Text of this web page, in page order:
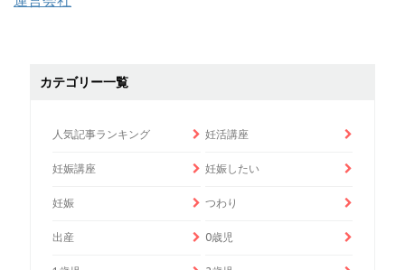
カテゴリー一覧
人気記事ランキング 妊活講座
妊娠講座 妊娠したい
妊娠 つわり
出産 0歳児